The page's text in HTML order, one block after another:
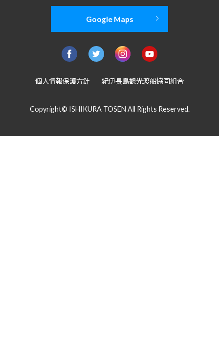
Google Maps
個人情報保護方針 紀伊長島観光渡船協同組合
Copyright© ISHIKURA TOSEN All Rights Reserved.